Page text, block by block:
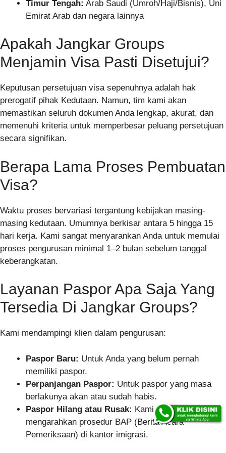
Timur Tengah: Arab Saudi (Umroh/Haji/Bisnis), Uni
Emirat Arab dan negara lainnya
Apakah Jangkar Groups
Menjamin Visa Pasti Disetujui?
Keputusan persetujuan visa sepenuhnya adalah hak
prerogatif pihak Kedutaan. Namun, tim kami akan
memastikan seluruh dokumen Anda lengkap, akurat, dan
memenuhi kriteria untuk memperbesar peluang persetujuan
secara signifikan.
Berapa Lama Proses Pembuatan
Visa?
Waktu proses bervariasi tergantung kebijakan masing-
masing kedutaan. Umumnya berkisar antara 5 hingga 15
hari kerja. Kami sangat menyarankan Anda untuk memulai
proses pengurusan minimal 1–2 bulan sebelum tanggal
keberangkatan.
Layanan Paspor Apa Saja Yang
Tersedia Di Jangkar Groups?
Kami mendampingi klien dalam pengurusan:
Paspor Baru: Untuk Anda yang belum pernah
memiliki paspor.
Perpanjangan Paspor: Untuk paspor yang masa
berlakunya akan atau sudah habis.
Paspor Hilang atau Rusak: Kami membantu
mengarahkan prosedur BAP (Berita Acara
Pemeriksaan) di kantor imigrasi.